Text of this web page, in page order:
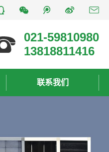
021-59810980
13818811416
联系我们